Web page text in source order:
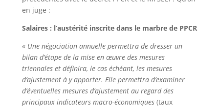
en juge :
Salaires : l’austérité inscrite dans le marbre de PPCR
« Une négociation annuelle permettra de dresser un
bilan d’étape de la mise en œuvre des mesures
triennales et définira, le cas échéant, les mesures
d’ajustement à y apporter. Elle permettra d’examiner
d’éventuelles mesures d’ajustement au regard des
principaux indicateurs macro-économiques(taux